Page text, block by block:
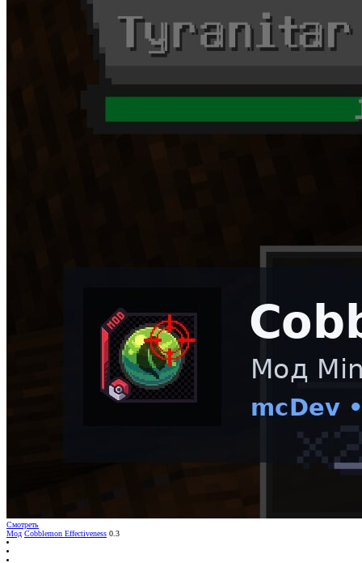
Смотреть
Мод Cobblemon Effectiveness 0.3